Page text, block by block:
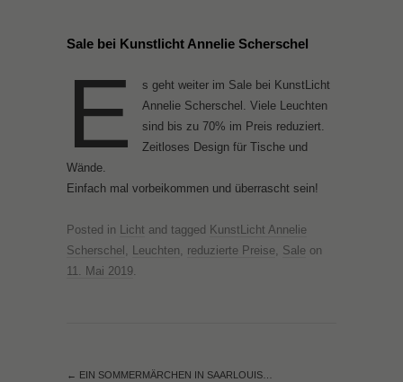
Sale bei Kunstlicht Annelie Scherschel
E
s geht weiter im Sale bei KunstLicht
Annelie Scherschel. Viele Leuchten
sind bis zu 70% im Preis reduziert.
Zeitloses Design für Tische und
Wände.
Einfach mal vorbeikommen und überrascht sein!
Posted in Licht and tagged KunstLicht Annelie
Scherschel , Leuchten, reduzierte Preise, Sale on
11. Mai 2019.
← EIN SOMMERMÄRCHEN IN SAARLOUIS…